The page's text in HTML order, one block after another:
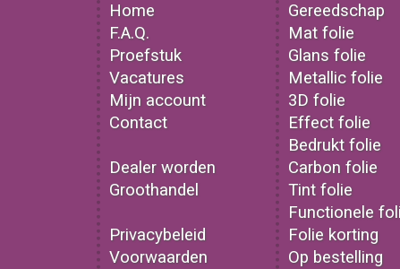
Home
F.A.Q.
Proefstuk
Vacatures
Mijn account
Contact
Dealer worden
Groothandel
Privacybeleid
Voorwaarden
Gereedschap
Mat folie
Glans folie
Metallic folie
3D folie
Effect folie
Bedrukt folie
Carbon folie
Tint folie
Functionele
Folie korting
Op bestelling